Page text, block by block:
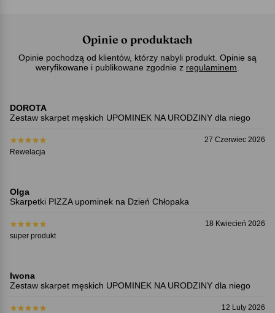
Opinie o produktach
Opinie pochodzą od klientów, którzy nabyli produkt. Opinie są
weryfikowane i publikowane zgodnie z regulaminem
Zestaw skarpet męskich UPOMINEK NA URODZINY dla niego
DOROTA
27 Czerwiec 2026
Rewelacja
Skarpetki PIZZA upominek na Dzień Chłopaka
Olga
18 Kwiecień 2026
super produkt
Zestaw skarpet męskich UPOMINEK NA URODZINY dla niego
Iwona
12 Luty 2026